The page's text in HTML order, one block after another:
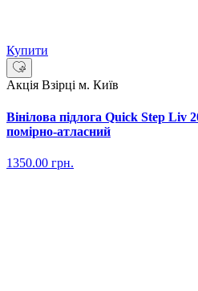
Купити
Акція Взірці м. Київ
Вінілова підлога Quick Step Liv
помірно-атласний
1350.00 грн.